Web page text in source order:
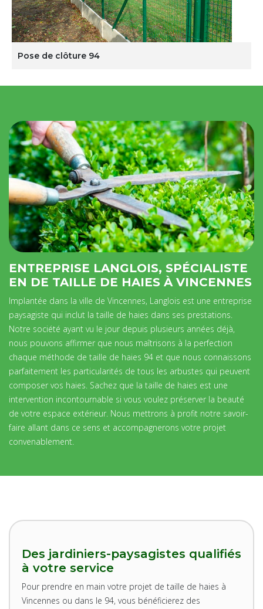
Pose de clôture 94
ENTREPRISE LANGLOIS, SPÉCIALISTE
EN DE TAILLE DE HAIES À VINCENNES
Implantée dans la ville de Vincennes, Langlois est une entreprise
paysagiste qui inclut la taille de haies dans ses prestations.
Notre société ayant vu le jour depuis plusieurs années déjà,
nous pouvons affirmer que nous maîtrisons à la perfection
chaque méthode de taille de haies 94 et que nous connaissons
parfaitement les particularités de tous les arbustes qui peuvent
composer vos haies. Sachez que la taille de haies est une
intervention incontournable si vous voulez préserver la beauté
de votre espace extérieur. Nous mettrons à profit notre savoir-
faire allant dans ce sens et accompagnerons votre projet
convenablement.
Des jardiniers-paysagistes qualifiés
à votre service
Pour prendre en main votre projet de taille de haies à
Vincennes ou dans le 94, vous bénéficierez des